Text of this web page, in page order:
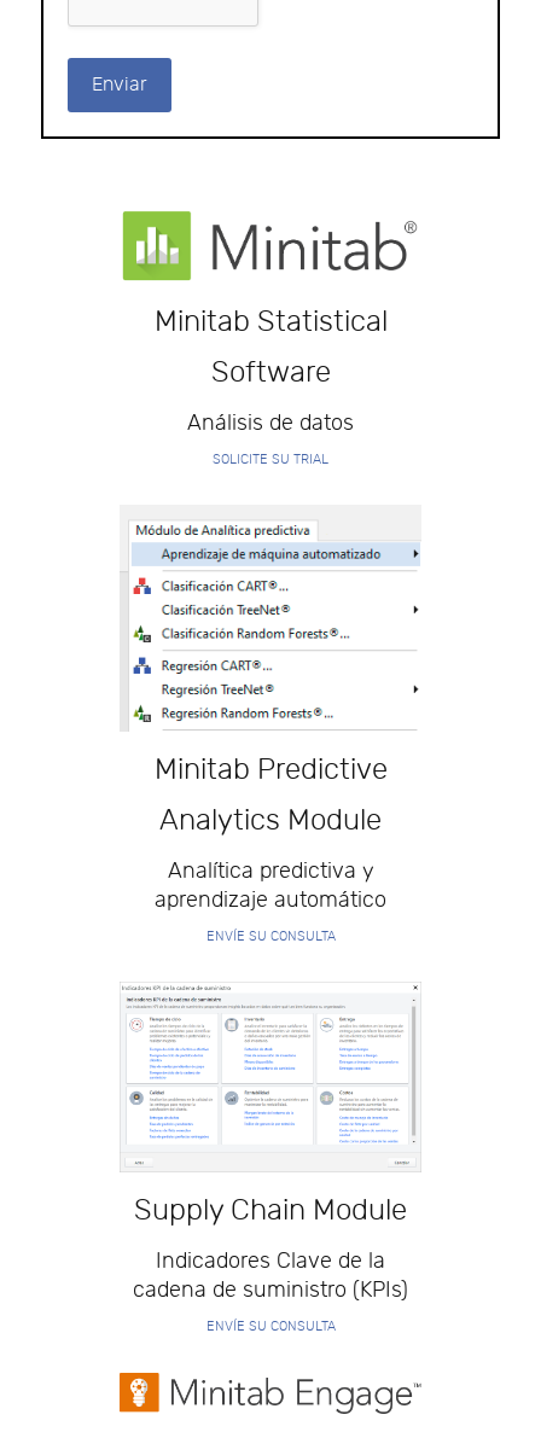
Enviar
Minitab Statistical
Software
Análisis de datos
SOLICITE SU TRIAL
Minitab Predictive
Analytics Module
Analítica predictiva y
aprendizaje automático
ENVÍE SU CONSULTA
Supply Chain Module
Indicadores Clave de la
cadena de suministro (KPIs)
ENVÍE SU CONSULTA